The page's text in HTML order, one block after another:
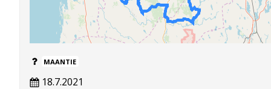
MAANTIE
18.7.2021